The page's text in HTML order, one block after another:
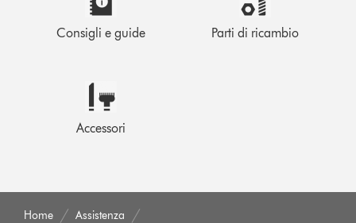
Consigli e guide Parti di ricambio
Accessori
Home Assistenza